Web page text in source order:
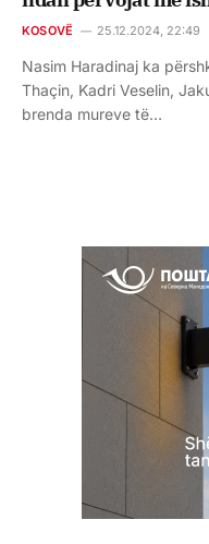
KOSOVË 25.12.2024, 22:49
Nasim Haradinaj ka
Thaçin, Kadri Veselin,
brenda mureve të…